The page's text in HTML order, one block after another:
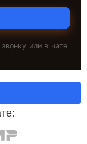
или в чате